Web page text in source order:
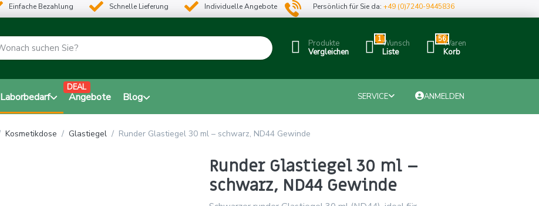
Einfache Bezahlung Schnelle Lieferung Individuelle Angebote Persönlich für Sie da:+49 (0)7240-9445836
Produkte
Vergleichen
1Wunsch
Liste
56Waren
Korb
Laborbedarf Angebote
DEAL
Blog SERVICE ANMELDEN
Kosmetikdose Glastiegel Runder Glastiegel 30 ml – schwarz, ND44 Gewinde
Runder Glastiegel 30 ml –
schwarz, ND44 Gewinde